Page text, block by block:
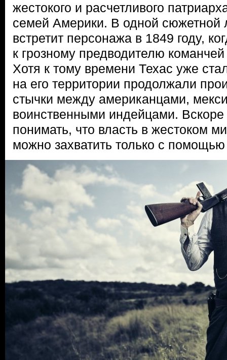
жестокого и расчетливого
семей Америки. В одной сюжетной
встретит персонажа в 1849 году,
к грозному предводителю
Хотя к тому времени Техас уже
на его территории продолжали
стычки между американцами,
воинственными индейцами.
понимать, что власть в жестоком
можно захватить только с